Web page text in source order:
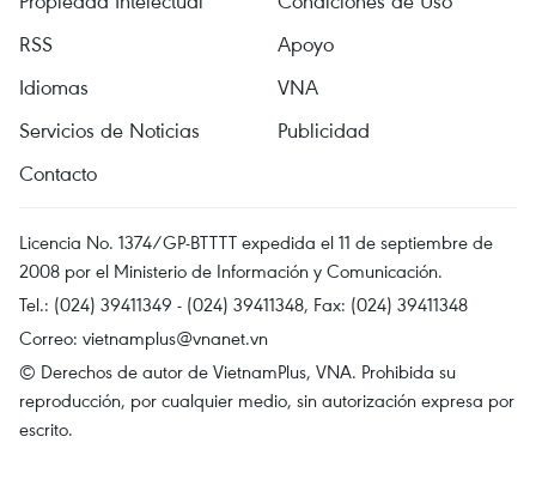
RSS
Apoyo
Idiomas
VNA
Servicios de Noticias
Publicidad
Contacto
Licencia No. 1374/GP-BTTTT expedida el 11 de septiembre de
2008 por el Ministerio de Información y Comunicación.
Tel.: (024) 39411349 - (024) 39411348, Fax: (024) 39411348
Correo: vietnamplus@vnanet.vn
© Derechos de autor de VietnamPlus, VNA. Prohibida su
reproducción, por cualquier medio, sin autorización expresa por
escrito.